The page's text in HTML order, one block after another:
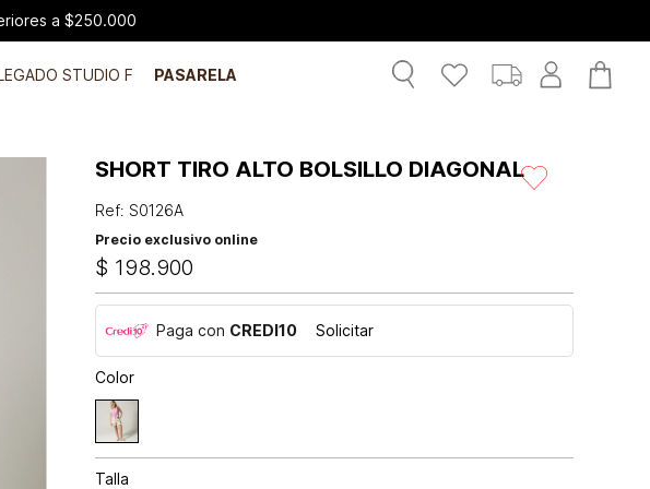
a $250.000
STUDIO F PASARELA
SHORT TIRO ALTO BOLSILLO DIAGONAL
Ref:S0126A
Precio exclusivo online
$ 198.900
Paga con CREDI10 Solicitar
Color
Talla